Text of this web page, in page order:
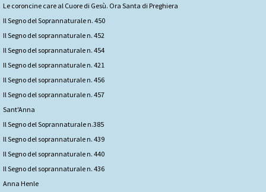
Le coroncine care al Cuore di Gesù. Ora Santa di Preghiera
Il Segno del Soprannaturale n. 450
Il Segno del soprannaturale n. 452
Il Segno del soprannaturale n. 454
Il Segno del soprannaturale n. 421
Il Segno del soprannaturale n. 456
Il Segno del soprannaturale n. 457
Sant'Anna
Il Segno del Soprannaturale n.385
Il Segno del soprannaturale n. 439
Il Segno del soprannaturale n. 440
Il Segno del soprannaturale n. 436
Anna Henle